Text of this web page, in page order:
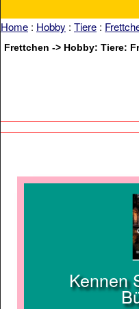
Home : Hobby : Tiere :
Frettchen -> Hobby: Tiere:
Kennen